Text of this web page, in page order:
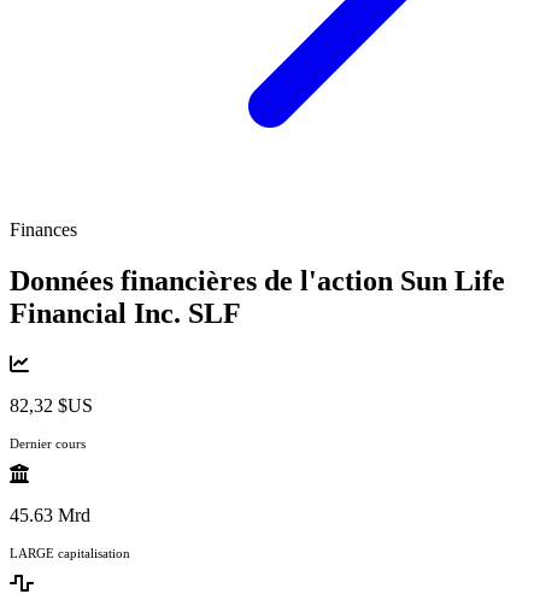
Finances
Données financières de l'action Sun Life
Financial Inc. SLF
82,32 $US
Dernier cours
45.63 Mrd
LARGE capitalisation